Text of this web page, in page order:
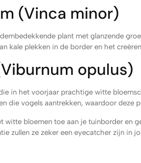
(Vinca minor)
plant met glanzende
kale plekken in de border en het
opulus)
in het voorjaar prachtige witte
die vogels aantrekken, waardoor deze
witte bloemen toe aan je tuinborder en
zullen ze zeker een eyecatcher zijn in